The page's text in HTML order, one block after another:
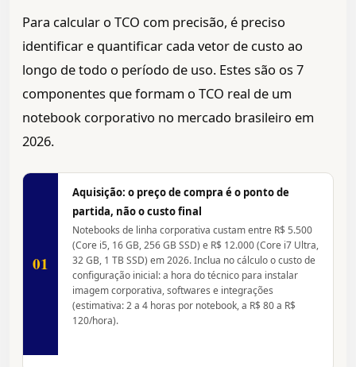
Para calcular o TCO com precisão, é preciso
identificar e quantificar cada vetor de custo ao
longo de todo o período de uso. Estes são os 7
componentes que formam o TCO real de um
notebook corporativo no mercado brasileiro em
2026.
01
Aquisição: o preço de compra é o ponto de
partida, não o custo final
Notebooks de linha corporativa custam entre R$ 5.500
(Core i5, 16 GB, 256 GB SSD) e R$ 12.000 (Core i7 Ultra,
32 GB, 1 TB SSD) em 2026. Inclua no cálculo o custo de
configuração inicial: a hora do técnico para instalar
imagem corporativa, softwares e integrações
(estimativa: 2 a 4 horas por notebook, a R$ 80 a R$
120/hora).